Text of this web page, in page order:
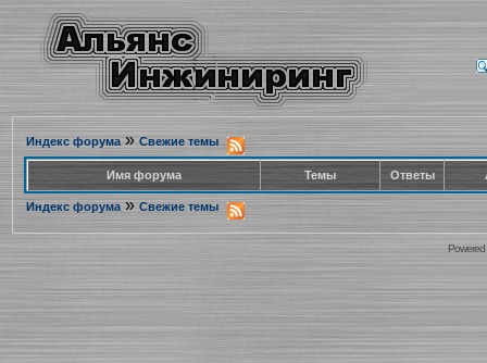
Индекс форума» Свежие темы
Имя форума Темы Ответы
Индекс форума » Свежие темы